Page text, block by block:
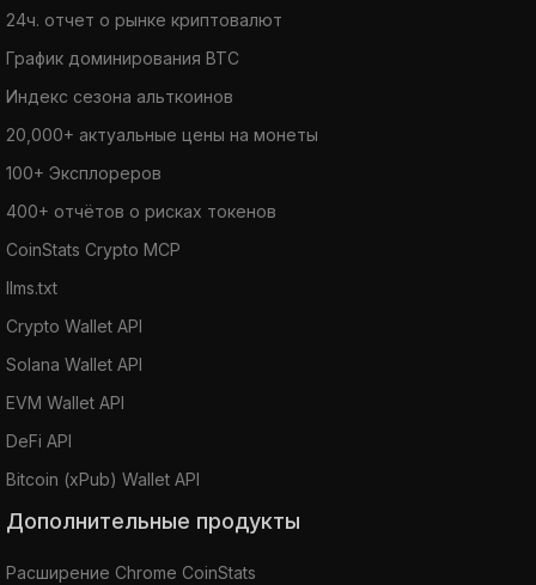
24ч. отчет о рынке криптовалют
График доминирования BTC
Индекс сезона альткоинов
20,000+ актуальные цены на монеты
100+ Эксплореров
400+ отчётов о рисках токенов
CoinStats Crypto MCP
llms.txt
Crypto Wallet API
Solana Wallet API
EVM Wallet API
DeFi API
Bitcoin (xPub) Wallet API
Дополнительные продукты
Расширение Chrome CoinStats